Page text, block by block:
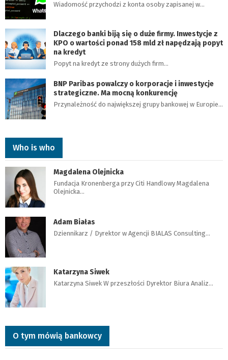
Wiadomość przychodzi z konta osoby zapisanej w…
Dlaczego banki biją się o duże firmy. Inwestycje z
KPO o wartości ponad 158 mld zł napędzają popyt
na kredyt
Popyt na kredyt ze strony dużych firm…
BNP Paribas powalczy o korporacje i inwestycje
strategiczne. Ma mocną konkurencję
Przynależność do największej grupy bankowej w Europie…
Who is who
Magdalena Olejnicka
Fundacja Kronenberga przy Citi Handlowy Magdalena
Olejnicka…
Adam Białas
Dziennikarz / Dyrektor w Agencji BIALAS Consulting…
Katarzyna Siwek
Katarzyna Siwek W przeszłości Dyrektor Biura Analiz…
O tym mówią bankowcy